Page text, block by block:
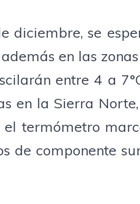
diciembre, se
en las
entre 4 a
en la Sierra
termómetro
de componente